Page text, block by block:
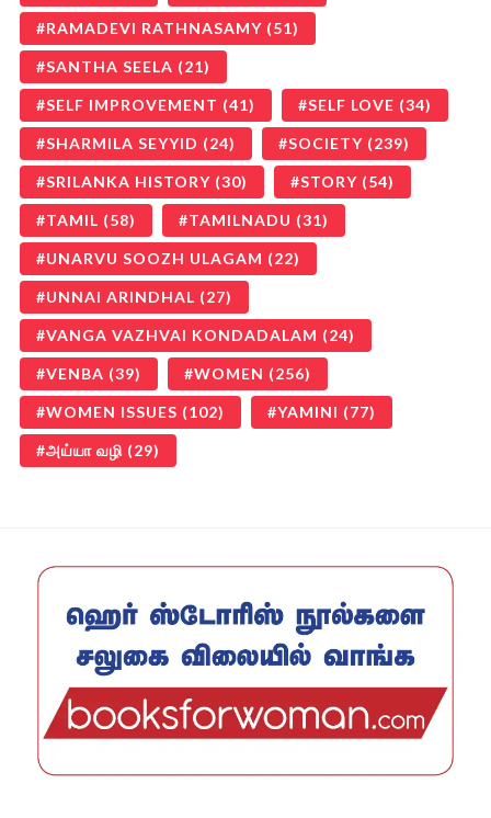
RAMADEVI RATHNASAMY (51)
SANTHA SEELA (21)
SELF IMPROVEMENT (41) SELF LOVE (34)
SHARMILA SEYYID (24) SOCIETY (239)
SRILANKA HISTORY (30) STORY (54)
TAMIL (58) TAMILNADU (31)
UNARVU SOOZH ULAGAM (22)
UNNAI ARINDHAL (27)
VANGA VAZHVAI KONDADALAM (24)
VENBA (39) WOMEN (256)
WOMEN ISSUES (102) YAMINI (77)
அய்யா வழி (29)